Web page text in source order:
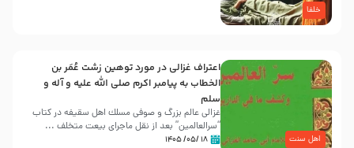
خلفا
اهل سنت
اعتراف غزالی در مورد توهین زشت عُمَر بن
الخطاب به پیامبر اکرم صلی الله علیه و آله و
سلم
غزالی عالم بزرگ و صوفی مسلك اهل سقيفه در کتاب
“سرالعالمین” بعد از نقل ماجرای بیعت متخلف ...
۱۸ /۰۵/ ۱۴۰۵